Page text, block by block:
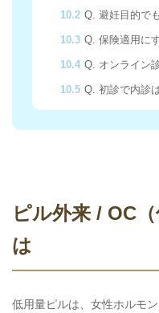
10.2 Q. 避妊目的で
10.3 Q. 保険適用に
10.4 Q. オンライン
10.5 Q. 初診で内診
ピル外来 / OC
は
低用量ピルは、女性ホルモ